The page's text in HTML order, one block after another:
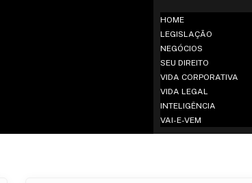
HOME
LEGISLAÇÃO
NEGÓCIOS
SEU DIREITO
VIDA CORPORATIVA
VIDA LEGAL
INTELIGÊNCIA
VAI-E-VEM